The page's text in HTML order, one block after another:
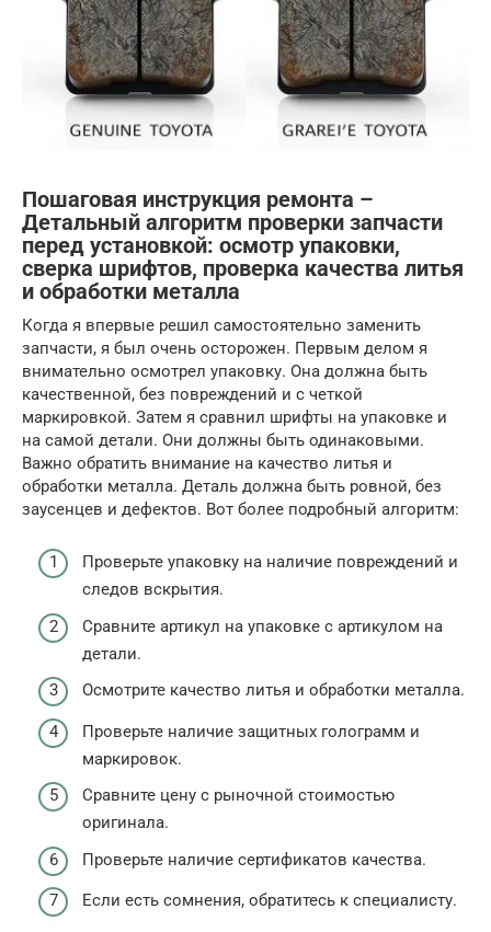
Пошаговая инструкция ремонта –
Детальный алгоритм проверки запчасти
перед установкой: осмотр упаковки,
сверка шрифтов, проверка качества литья
и обработки металла
Когда я впервые решил самостоятельно заменить
запчасти, я был очень осторожен. Первым делом я
внимательно осмотрел упаковку. Она должна быть
качественной, без повреждений и с четкой
маркировкой. Затем я сравнил шрифты на упаковке и
на самой детали. Они должны быть одинаковыми.
Важно обратить внимание на качество литья и
обработки металла. Деталь должна быть ровной, без
заусенцев и дефектов. Вот более подробный алгоритм:
Проверьте упаковку на наличие повреждений и
следов вскрытия.
Сравните артикул на упаковке с артикулом на
детали.
Осмотрите качество литья и обработки металла.
Проверьте наличие защитных голограмм и
маркировок.
Сравните цену с рыночной стоимостью
оригинала.
Проверьте наличие сертификатов качества.
Если есть сомнения, обратитесь к специалисту.